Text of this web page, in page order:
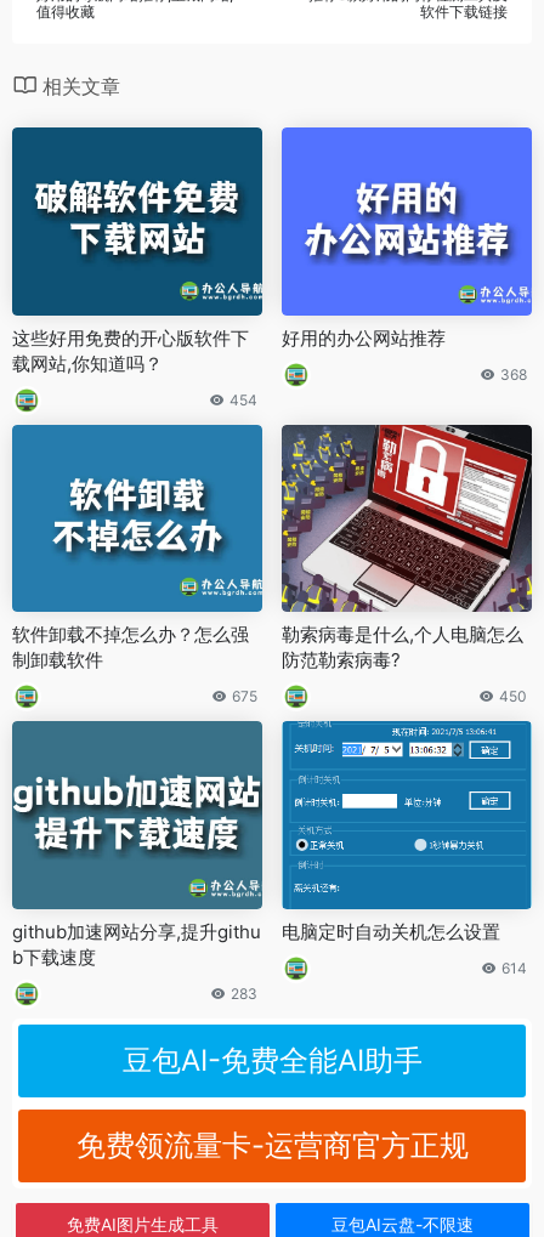
值得收藏
软件下载链接
相关文章
这些好用免费的开心版软件下
载网站,你知道吗？
454
好用的办公网站推荐
368
软件卸载不掉怎么办？怎么强
制卸载软件
675
勒索病毒是什么,个人电脑怎么
防范勒索病毒?
450
github加速网站分享,提升githu
b下载速度
283
电脑定时自动关机怎么设置
614
豆包AI-免费全能AI助手
免费领流量卡-运营商官方正规
免费AI图片生成工具 豆包AI云盘-不限速